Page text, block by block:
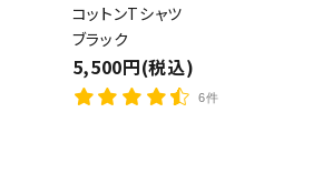
コットンTシャツ
ブラック
5,500円(税込)
6件